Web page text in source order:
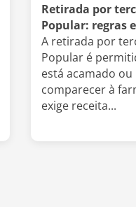
Retirada por
Popular: regras
A retirada por
Popular é
está acamado
comparecer à
exige receita...